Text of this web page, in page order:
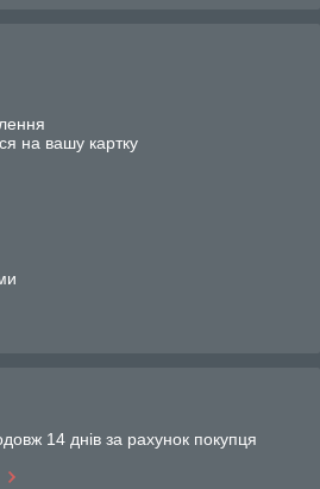
на вашу картку
14 днів за рахунок покупця